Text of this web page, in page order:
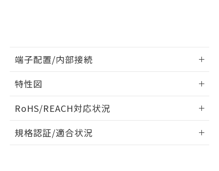
端子配置/内部接続
端子配置/内部接続
特性図
開閉容量
RoHS/REACH対応状況
EU RoHS 注意事項・凡例
規格認証/適合状況
欄に対応日を記載しておりました。
既に当社にて対応品への在庫切替を完了
していることから、特段のことがない限
り、2022年1月12日より割愛しておりま
す。